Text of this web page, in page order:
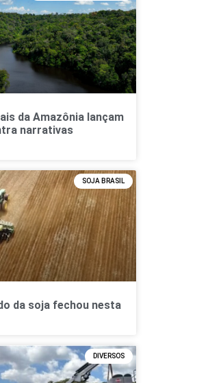
da Amazônia lançam
narrativas
SOJA BRASIL
da soja fechou nesta
DIVERSOS